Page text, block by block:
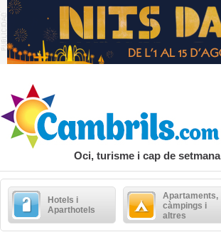
Oci, turisme i cap de setmana
Hotels i
Aparthotels
Apartaments,
càmpings i
altres